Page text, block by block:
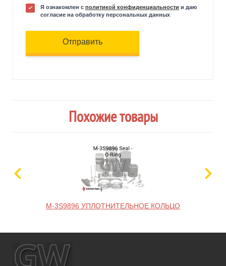
Я ознакомлен с политикой конфиденциальности и даю
согласие на обработку персональных данных
Отправить
Похожие товары
M-3S9896 УПЛОТНИТЕЛЬНОЕ КОЛЬЦО